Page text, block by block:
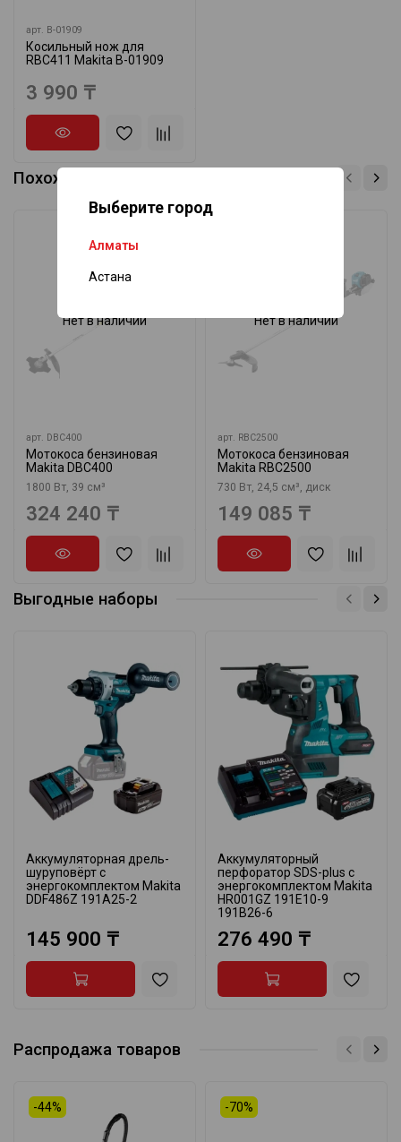
Выберите город
Алматы
Астана
арт. B-01909
Косильный нож для
RBC411 Makita B-01909
3 990 ₸
Похожие товары
Нет в наличии
арт. DBC400
Мотокоса бензиновая
Makita DBC400
1800 Вт, 39 см³
324 240 ₸
Нет в наличии
арт. RBC2500
Мотокоса бензиновая
Makita RBC2500
730 Вт, 24,5 см³, диск
149 085 ₸
Выгодные наборы
Аккумуляторная дрель-
шуруповёрт с
энергокомплектом Makita
DDF486Z 191A25-2
145 900 ₸
Аккумуляторный
перфоратор SDS-plus с
энергокомплектом Makita
HR001GZ 191E10-9
191B26-6
276 490 ₸
Распродажа товаров
-44% -70%